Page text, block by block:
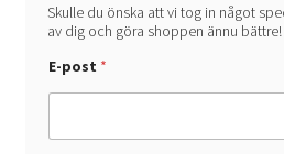
Skulle du önska att vi tog in något
av dig och göra shoppen ännu bättre!
a
l
E-post *